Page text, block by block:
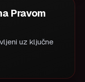
Pravom
uz ključne